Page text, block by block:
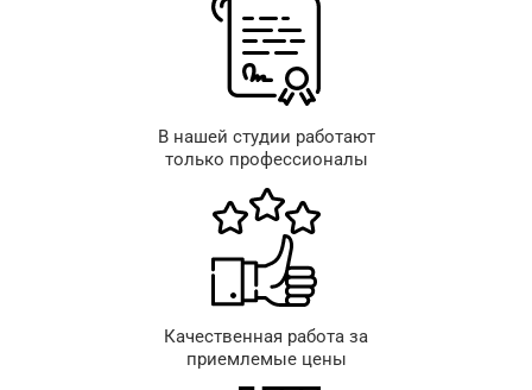
В нашей студии работают
только профессионалы
Качественная работа за
приемлемые цены